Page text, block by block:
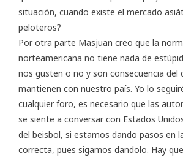
situación, cuando existe el mercado
peloteros?
Por otra parte Masjuan creo que la
norteamericana no tiene nada de
nos gusten o no y son consecuencia del
mantienen con nuestro país. Yo lo
cualquier foro, es necesario que las
se siente a conversar con Estados
del beisbol, si estamos dando pasos en
correcta, pues sigamos dandolo. Hay